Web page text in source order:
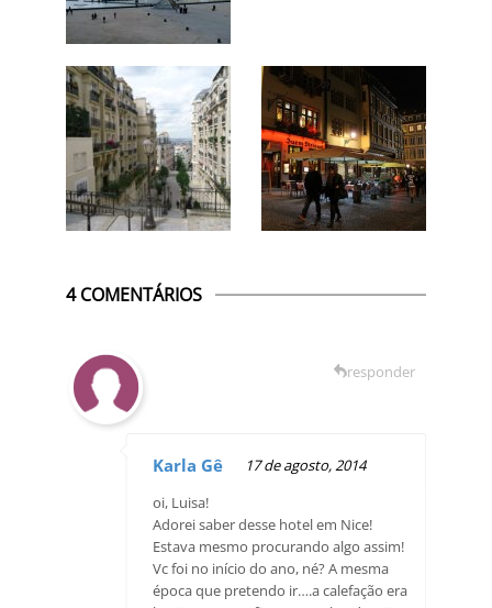
4 COMENTÁRIOS
Karla Gê
17 de agosto, 2014
oi, Luisa!
Adorei saber desse hotel em Nice!
Estava mesmo procurando algo assim!
Vc foi no início do ano, né? A mesma
época que pretendo ir….a calefação era
responder